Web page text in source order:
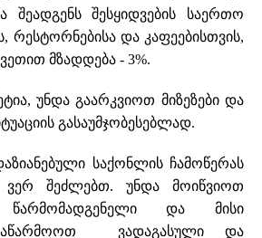
შეადგენს შესყიდვების საერთო
რესტორნებისა და კაფეებისთვის,
მზადდება - 3%.
უნდა გაარკვიოთ მიზეზები და
გასაუმჯობესებლად.
საქონლის ჩამოწერას
ვერ შეძლებთ. უნდა მოიწვიოთ
წარმომადგენელი და მისი
აწარმოოთ ვადაგასული და